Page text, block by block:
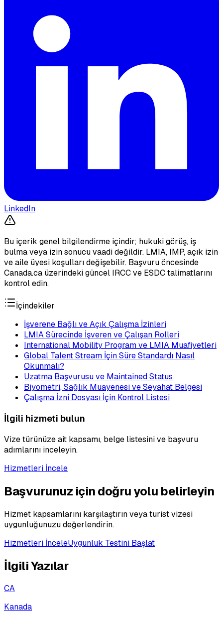
LinkedIn
Bu içerik genel bilgilendirme içindir; hukuki görüş, iş
bulma veya izin sonucu vaadi değildir. LMIA, IMP, açık izin
ve aile üyesi koşulları değişebilir. Başvuru öncesinde
Canada.ca üzerindeki güncel IRCC ve ESDC talimatlarını
kontrol edin.
İçindekiler
İşverene Bağlı ve Açık Çalışma İzinleri
LMIA Sürecinde İşveren ve Çalışan Rolleri
International Mobility Program ve LMIA Muafiyetleri
Global Talent Stream İçin Süre Standardı Nasıl
Okunmalı?
Uzatma Başvurusu ve Maintained Status
Biyometri, Sağlık Muayenesi ve Seyahat Belgesi
Çalışma İzni Dosyası İçin Kontrol Listesi
İlgili hizmeti bulun
Vize türünüze ait kapsamı, belge listesini ve başvuru
adımlarını inceleyin.
Hizmetleri İncele
Başvurunuz için doğru yolu belirleyin
Hizmet kapsamlarını karşılaştırın veya turist vizesi
uygunluğunuzu değerlendirin.
Hizmetleri İnceleUygunluk Testini Başlat
İlgili Yazılar
CA
Kanada